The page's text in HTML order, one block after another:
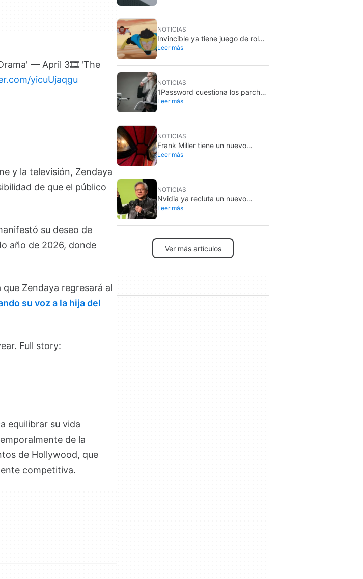
— April 3🎞️ 'The
yicuUjaqgu
y la televisión, Zendaya
de que el público
su deseo de
año de 2026, donde
Zendaya regresará al
su voz a la hija del
Full story:
equilibrar su vida
de la
de Hollywood, que
competitiva.
NOTICIAS
Invincible ya tiene juego de rol
oficial: Superhero Roleplaying ya
Leer más
NOTICIAS
1Password cuestiona los parches
de IA: más de la mitad arrastran
Leer más
NOTICIAS
Frank Miller tiene un nuevo
Spider-Man favorito y es el de
Leer más
NOTICIAS
Nvidia ya recluta un nuevo
equipo para blindar sus modelos
Leer más
Ver más artículos